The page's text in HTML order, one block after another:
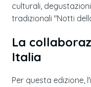
culturali,
tradizionali "Notti
La
Italia
Per questa edizione,